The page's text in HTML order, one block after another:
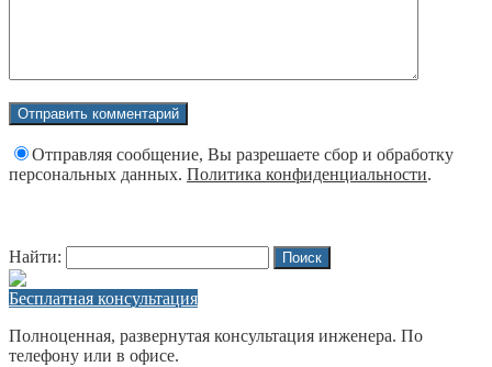
Отправляя сообщение, Вы разрешаете сбор и обработку
персональных данных. Политика конфиденциальности.
Найти:
Бесплатная консультация
Полноценная, развернутая консультация инженера. По
телефону или в офисе.